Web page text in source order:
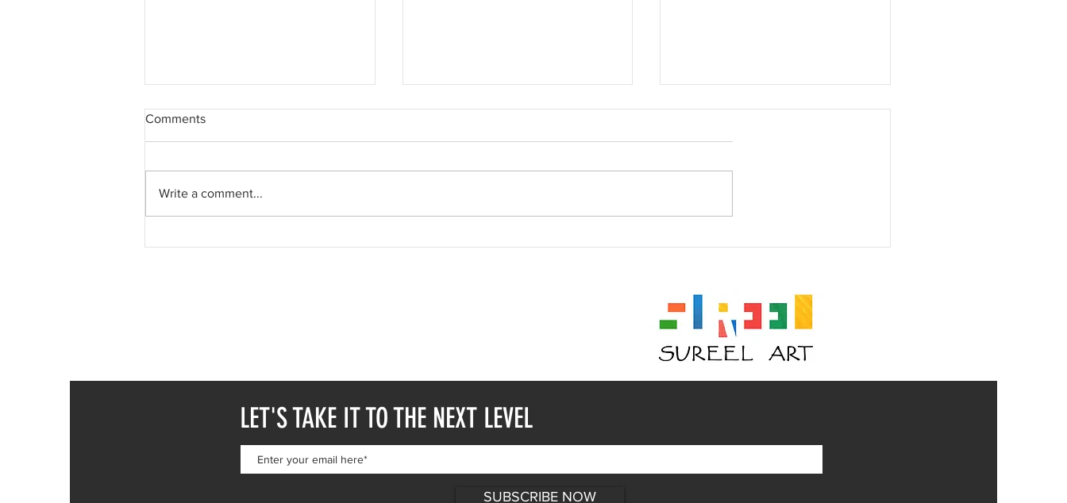
Comments
Write a comment...
LET'S TAKE IT TO THE NEXT LEVEL
SUBSCRIBE NOW